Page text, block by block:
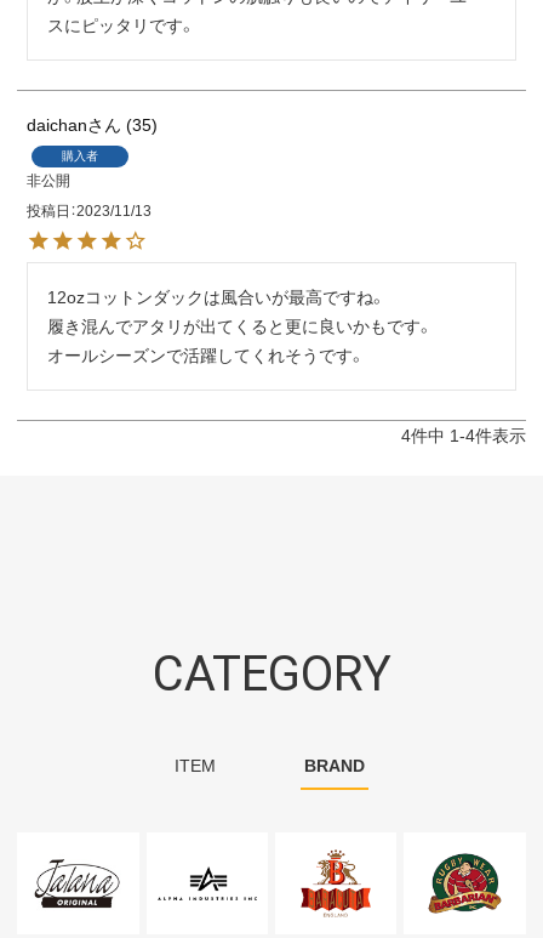
スにピッタリです。
daichan 35
購入者
非公開
投稿日 2023/11/13
12ozコットンダックは風合いが最高ですね。
履き混んでアタリが出てくると更に良いかもです。
オールシーズンで活躍してくれそうです。
4件中 1-4件表示
CATEGORY
ITEM BRAND